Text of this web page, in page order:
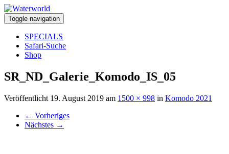
Toggle navigation
SPECIALS
Safari-Suche
Shop
SR_ND_Galerie_Komodo_IS_05
Veröffentlicht 19. August 2019 am 1500 × 998 in Komodo 2021
← Vorheriges
Nächstes →